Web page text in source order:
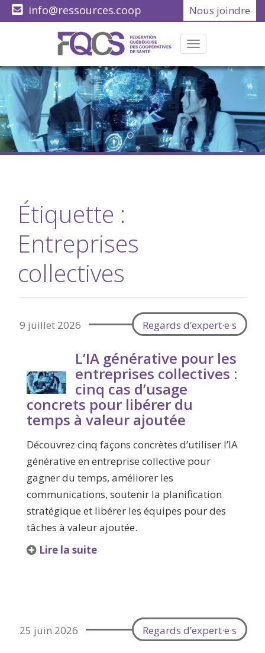
Nous joindre
info@ressources.coop
(418) 622-1001
Menu
Étiquette :
Entreprises
collectives
Regards d’expert·e·s
9 juillet 2026
L’IA générative pour les
entreprises collectives :
cinq cas d’usage
concrets pour libérer du
temps à valeur ajoutée
Découvrez cinq façons concrètes d’utiliser l’IA
générative en entreprise collective pour
gagner du temps, améliorer les
communications, soutenir la planification
stratégique et libérer les équipes pour des
tâches à valeur ajoutée.
Lire la suite
Regards d’expert·e·s
25 juin 2026